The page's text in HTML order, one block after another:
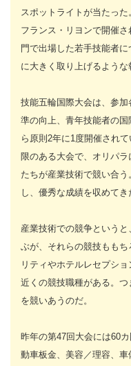
スポットライトが当たっ
フランス・リヨンで開催
門で出場した若手技能者
に大きく取り上げるような
技能五輪国際大会は、参
準の向上、青年技能者の
ら原則2年に1度開催され
限のある大会で、オリパ
たちが産業技術で競い合
し、優秀な成績を収めてき
産業技術での競争という
ぶが、それらの競技もも
リティやホテルレセプシ
近くの競技職種がある。
を競いあうのだ。
昨年の第47回大会には60
動車板金、美容／理容、